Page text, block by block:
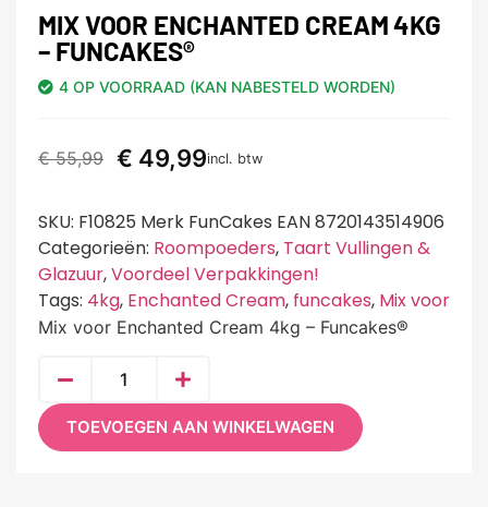
MIX VOOR ENCHANTED CREAM 4KG
– FUNCAKES®
4 OP VOORRAAD (KAN NABESTELD WORDEN)
€55,99 € 49,99incl. btw
SKU: F10825 Merk FunCakes EAN 8720143514906
Categorieën: Roompoeders, Taart Vullingen &
Glazuur,Voordeel Verpakkingen!
Tags: 4kg, Enchanted Cream, funcakes, Mix voor
Mix voor Enchanted Cream 4kg – Funcakes®
TOEVOEGEN AAN WINKELWAGEN